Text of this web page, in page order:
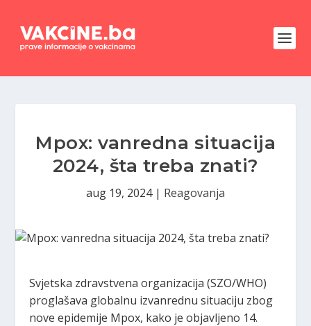
Mpox: vanredna situacija
2024, šta treba znati?
aug 19, 2024| Reagovanja
Svjetska zdravstvena organizacija (SZO/WHO)
proglašava globalnu izvanrednu situaciju zbog
nove epidemije Mpox, kako je objavljeno 14.